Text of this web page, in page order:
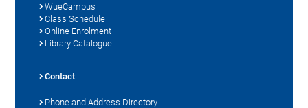
WueCampus
Class Schedule
Online Enrolment
Library Catalogue
Contact
Phone and Address Directory